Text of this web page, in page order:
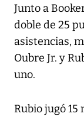
Junto a
doble de 25
asistencias,
Oubre Jr. y
uno.
Rubio jugó 15